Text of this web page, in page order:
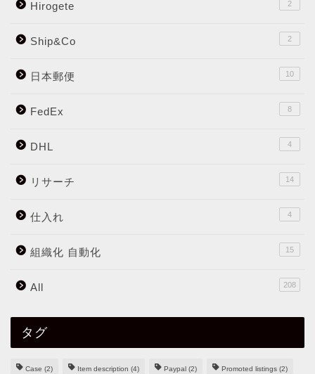
Hirogete 2
Ship&Co 2
日本郵便 10
FedEx 8
DHL 4
リサーチ 14
仕入れ 4
組織化 自動化 15
All 208
タグ
Case (2) Item description (4) Paypal (2) Promoted listings (2)